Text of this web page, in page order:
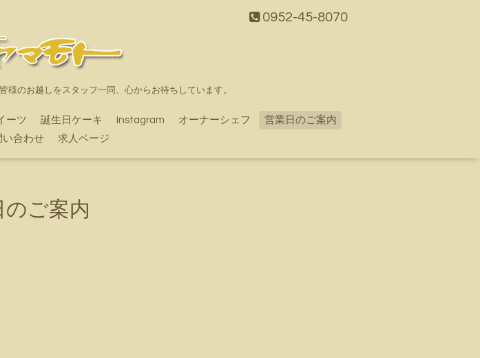
0952-45-8070
のお越しをスタッフ一同、心からお待ちしています。
ーツ 誕生日ケーキ Instagram オーナーシェフ
営業日のご案内
い合わせ 求人ページ
のご案内